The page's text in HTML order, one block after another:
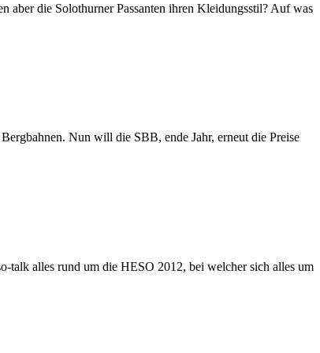
aber die Solothurner Passanten ihren Kleidungsstil? Auf was
Nun will die SBB, ende Jahr, erneut die Preise
talk alles rund um die HESO 2012, bei welcher sich alles um